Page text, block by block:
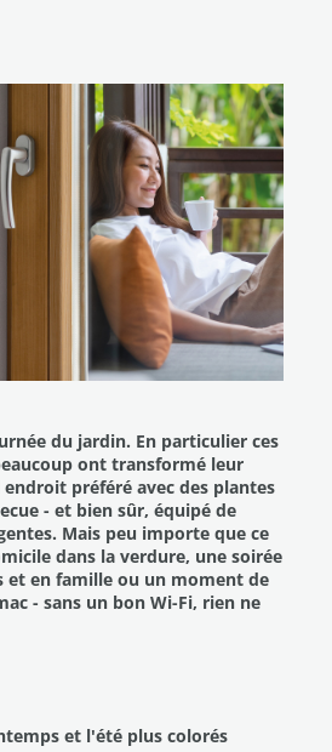
du jardin. En particulier ces
ont transformé leur
préféré avec des plantes
- et bien sûr, équipé de
Mais peu importe que ce
dans la verdure, une soirée
et en famille ou un moment de
- sans un bon Wi-Fi, rien ne
et l'été plus colorés